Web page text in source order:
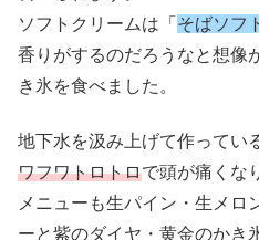
ソフトクリームは「 そばソフ
香りがするのだろうなと想像
き氷を食べました。
地下水を汲み上げて作ってい
ワフワトロトロで頭が痛くな
メニューも生パイン・生メロ
ーと紫のダイヤ・黄金のかき